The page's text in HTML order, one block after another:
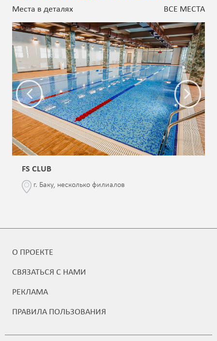
Места в деталях ВСЕ МЕСТА
FS CLUB
г. Баку, несколько филиалов
О ПРОЕКТЕ
СВЯЗАТЬСЯ С НАМИ
РЕКЛАМА
ПРАВИЛА ПОЛЬЗОВАНИЯ